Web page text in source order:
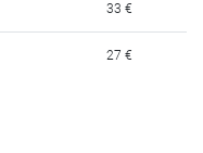
33 €
27 €